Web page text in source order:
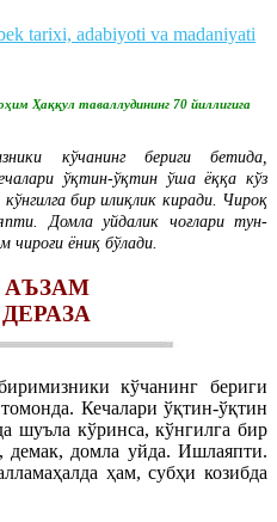
tarixi, adabiyoti va madaniyati
Ҳаққул таваллудининг 70 йиллигига
кўчанинг бериги бетида,
ўқтин-ўқтин ўша ёққа кўз
бир илиқлик киради. Чироқ
Домла уйдалик чоғлари тун-
чироғи ёниқ бўлади.
АЪЗАМ
кўчанинг бериги
Кечалари ўқтин-ўқтин
шуъла кўринса, кўнгилга бир
домла уйда. Ишлаяпти.
ҳам, субҳи козибда